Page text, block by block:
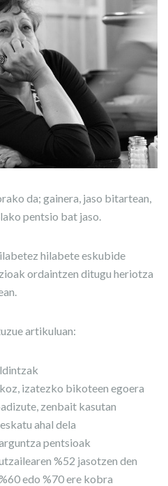
da; gainera, jaso bitartean,
pentsio bat jaso.
hilabete eskubide
ordaintzen ditugu heriotza
artikuluan:
izatezko bikoteen egoera
zenbait kasutan
ahal dela
pentsioak
%52 jasotzen den
edo %70 ere kobra